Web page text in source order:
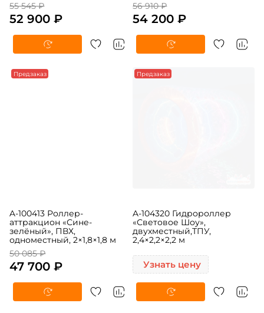
A-100508 Гидророллер
«Невидимка», ПВХ,
трёхместный, 2,5×2,2×2,2 м
55 545 ₽
52 900 ₽
R-78853 Гидророллер
«Розово-жёлтый», ПВХ,
трёхместный, 2,4×2,2×2,2 м
56 910 ₽
54 200 ₽
A-100413 Роллер-
аттракцион «Сине-
зелёный», ПВХ,
одноместный, 2×1,8×1,8 м
50 085 ₽
47 700 ₽
A-104320 Гидророллер
«Световое Шоу»,
двухместный,ТПУ,
2,4×2,2×2,2 м
Узнать цену